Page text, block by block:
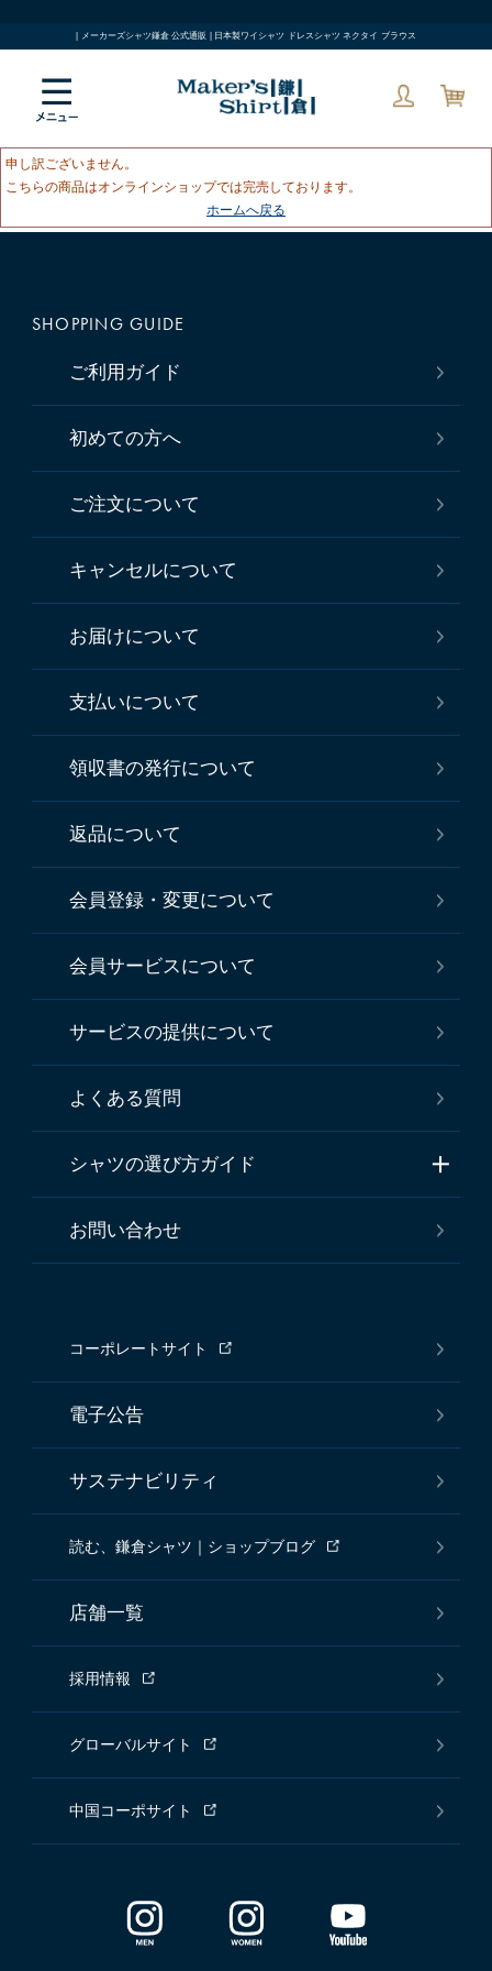
| メーカーズシャツ鎌倉 公式通販 | 日本製ワイシャツ ドレスシャツ ネクタイ ブラウス
申し訳ございません。
こちらの商品はオンラインショップでは完売しております。
ホームへ戻る
SHOPPING GUIDE
ご利用ガイド
初めての方へ
ご注文について
キャンセルについて
お届けについて
支払いについて
領収書の発行について
返品について
会員登録・変更について
会員サービスについて
サービスの提供について
よくある質問
シャツの選び方ガイド
お問い合わせ
コーポレートサイト
電子公告
サステナビリティ
読む、鎌倉シャツ｜ショップブログ
店舗一覧
採用情報
グローバルサイト
中国コーポサイト